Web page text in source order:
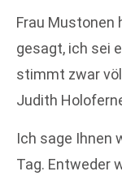
Frau Mustonen
gesagt, ich sei
stimmt zwar
Judith
Ich sage Ihnen
Tag. Entweder